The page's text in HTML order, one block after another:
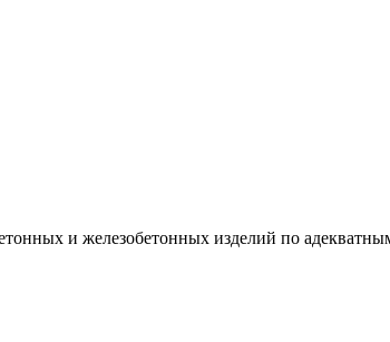
и железобетонных изделий по